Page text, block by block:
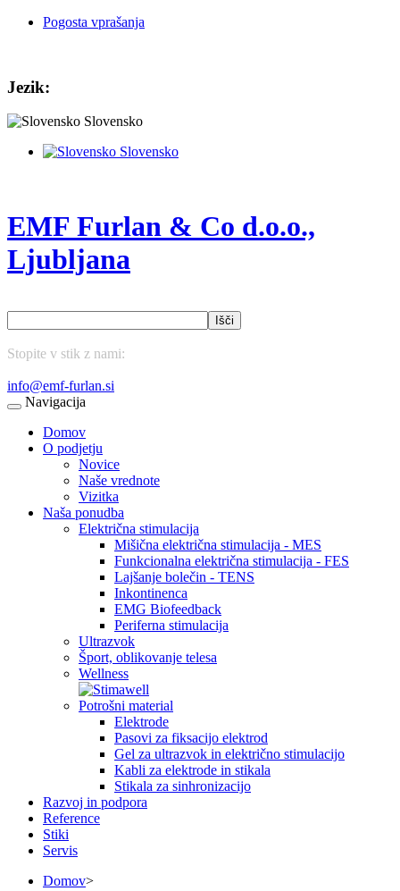
Pogosta vprašanja
Jezik:
Slovensko
Slovensko
EMF Furlan & Co d.o.o.,
Ljubljana
Išči
Stopite v stik z nami:
info@emf-furlan.si
Navigacija
Domov
O podjetju
Novice
Naše vrednote
Vizitka
Naša ponudba
Električna stimulacija
Mišična električna stimulacija - MES
Funkcionalna električna stimulacija - FES
Lajšanje bolečin - TENS
Inkontinenca
EMG Biofeedback
Periferna stimulacija
Ultrazvok
Šport, oblikovanje telesa
Wellness
Potrošni material
Elektrode
Pasovi za fiksacijo elektrod
Gel za ultrazvok in električno stimulacijo
Kabli za elektrode in stikala
Stikala za sinhronizacijo
Razvoj in podpora
Reference
Stiki
Servis
Domov>